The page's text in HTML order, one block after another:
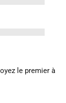
le premier à